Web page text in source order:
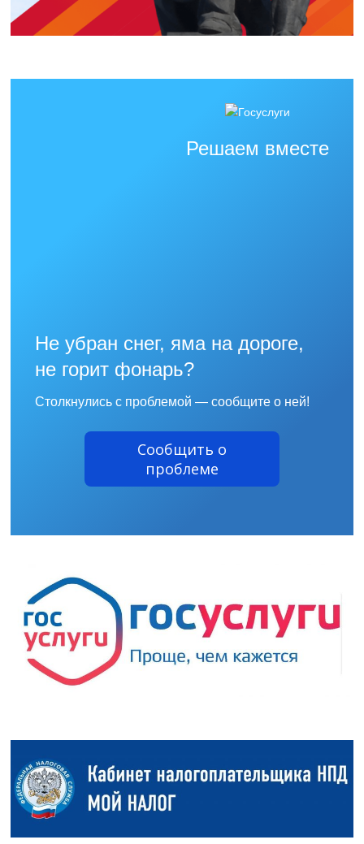
Решаем вместе
Не убран снег, яма на дороге,
не горит фонарь?
Столкнулись с проблемой — сообщите о ней!
Сообщить о
проблеме